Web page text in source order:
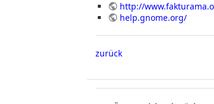
http://
help.gnome.org/
zurück